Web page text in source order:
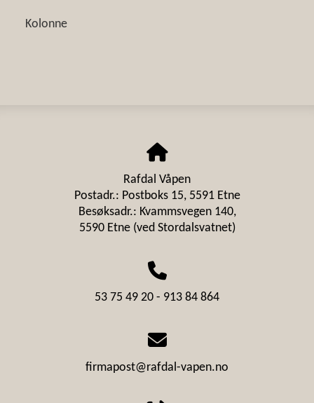
Kolonne
Rafdal Våpen
Postadr.: Postboks 15, 5591 Etne
Besøksadr.: Kvammsvegen 140,
5590 Etne (ved Stordalsvatnet)
53 75 49 20 - 913 84 864
firmapost@rafdal-vapen.no